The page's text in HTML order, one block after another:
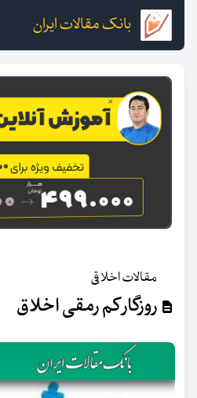
بانک مقالات ایران
مقالات اخلاقی
روزگار کم رمقی اخلاق